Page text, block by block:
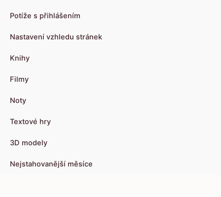
Potíže s přihlášením
Nastavení vzhledu stránek
Knihy
Filmy
Noty
Textové hry
3D modely
Nejstahovanější měsíce